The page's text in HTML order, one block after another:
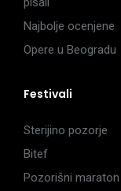
Najbolje ocenjene
Opere u Beogradu
Festivali
Sterijino pozorje
Bitef
Pozorišni